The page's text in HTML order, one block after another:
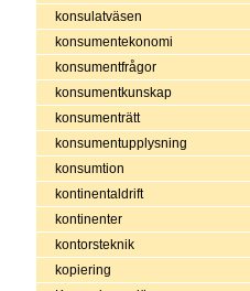
konsulatväsen
konsumentekonomi
konsumentfrågor
konsumentkunskap
konsumenträtt
konsumentupplysning
konsumtion
kontinentaldrift
kontinenter
kontorsteknik
kopiering